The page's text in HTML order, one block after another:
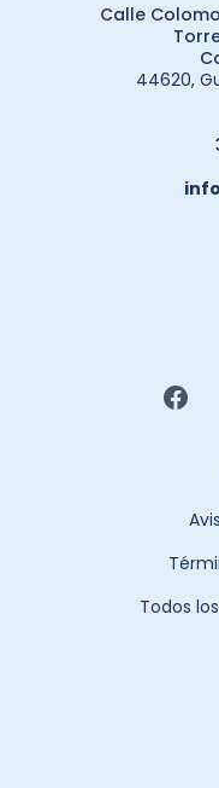
Calle
44620,
Todos